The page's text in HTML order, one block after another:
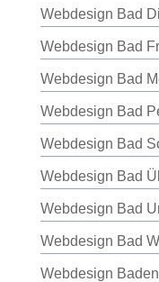
Webdesign Bad
Webdesign Bad
Webdesign Bad
Webdesign Bad
Webdesign Bad
Webdesign Bad
Webdesign Bad
Webdesign Bad
Webdesign